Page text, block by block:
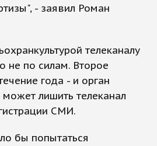
- заявил Роман
телеканалу
не по силам. Второе
года - и орган
лишить телеканал
СМИ.
бы попытаться